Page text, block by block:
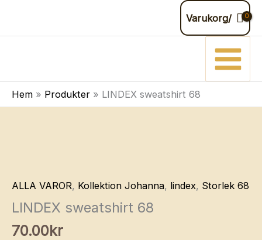
innehåll
Varukorg/
Hem Produkter LINDEX sweatshirt 68
ALLA VAROR, Kollektion Johanna, lindex, Storlek 68
LINDEX sweatshirt 68
70.00kr